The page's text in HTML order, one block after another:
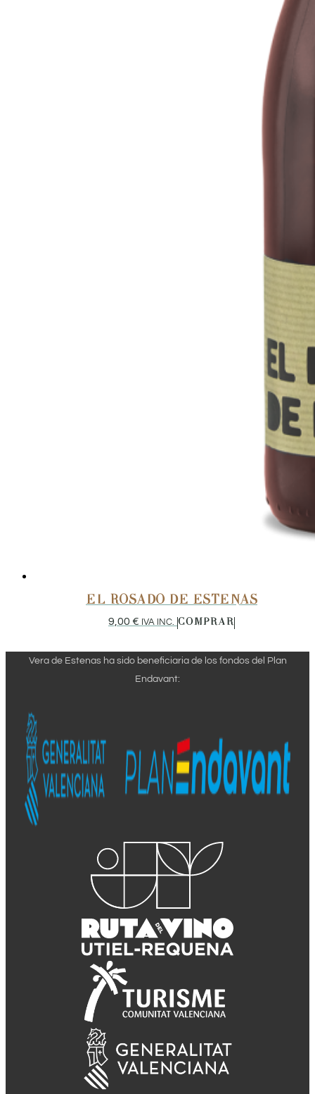
EL ROSADO DE ESTENAS
9,00 € IVA INC. COMPRAR
Vera de Estenas ha sido beneficiaria de los fondos del Plan
Endavant: